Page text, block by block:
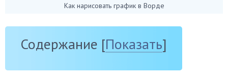
Как нарисовать график в Ворде
Содержание [Показать]